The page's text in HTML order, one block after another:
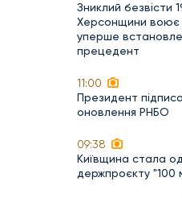
Зниклий безвісти
Херсонщини воює
уперше
прецедент
11:00
Президент
оновлення РНБО
09:38
Київщина стала
держпроєкту "100